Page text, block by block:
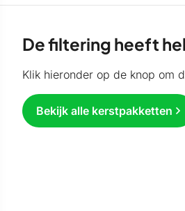
De filtering heeft
Klik hieronder op de knop om
Bekijk alle kerstpakketten